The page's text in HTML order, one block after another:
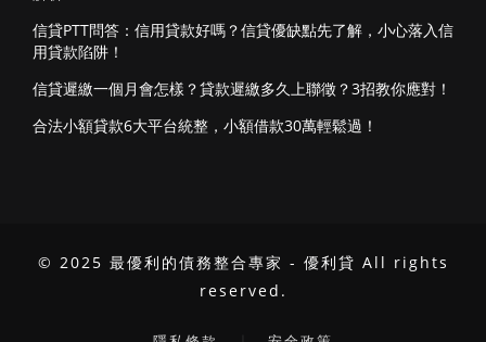
信貸PTT問答：信用貸款好嗎？信貸優缺點先了解，小心落入信
用貸款陷阱！
信貸遲繳一個月會怎樣？貸款遲繳多久上聯徵？3招教你應對！
合法小額貸款6大平台統整，小額借款30萬輕鬆過！
© 2025 最優利的債務整合專家 - 優利貸 All rights
reserved.